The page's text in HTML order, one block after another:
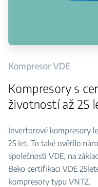
Kompresor VDE
Kompresory s
životností až 25
Invertorové kompresory
25 let. To také ověřilo
společnosti VDE, na
Beko certifikaci VDE
kompresory typu VNTZ.